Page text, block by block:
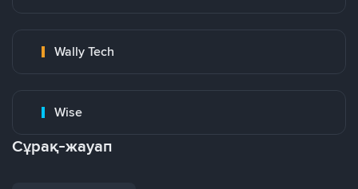
Wally Tech
Wise
Сұрақ-жауап